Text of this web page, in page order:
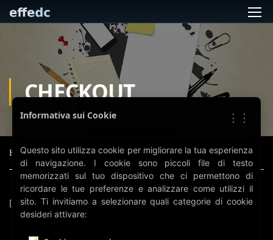
CHECKOUT
Home Checkout
[woocommerce_checkout]
Informativa sui Cookie ⋮⋮
Questo sito utilizza cookie per migliorare la tua esperienza
di navigazione. I cookie sono piccoli file di testo
memorizzati sul tuo dispositivo che ci permettono di
ricordare le tue preferenze e analizzare come utilizzi il
sito. Ti invitiamo a selezionare quali categorie di cookie
desideri attivare: